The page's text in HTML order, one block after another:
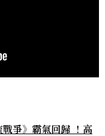
爭》霸氣回歸 ！高